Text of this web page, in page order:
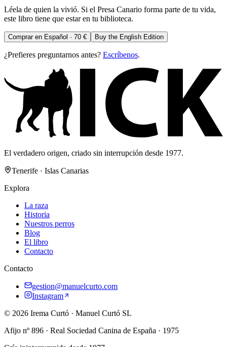
Léela de quien la vivió. Si el Presa Canario forma parte de tu vida,
este libro tiene que estar en tu biblioteca.
Comprar en Español · 70 € Buy the English Edition
¿Prefieres preguntarnos antes? Escríbenos.
El verdadero origen, criado sin interrupción desde 1977.
Tenerife · Islas Canarias
Explora
La raza
Historia
Nuestros perros
Blog
El libro
Contacto
Contacto
gestion@manuelcurto.com
Instagram
© 2026 Irema Curtó · Manuel Curtó SL
Afijo nº 896 · Real Sociedad Canina de España · 1975